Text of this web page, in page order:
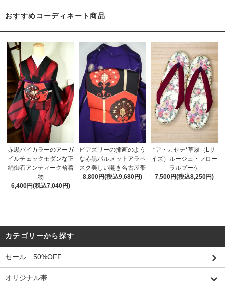
おすすめコーディネート商品
赤黒バイカラーのアーガ
イルチェックモダンな正
絹御召アンティーク袷着
物
6,400円(税込7,040円)
ビアズリーの挿画のよう
な赤黒パルメットアラベ
スク美しい開き名古屋帯
8,800円(税込9,680円)
*ア・カセテ*草履（Lサ
イズ）ルージュ・フロー
ラルブーケ
7,500円(税込8,250円)
カテゴリーから探す
セール 50%OFF
オリジナル帯